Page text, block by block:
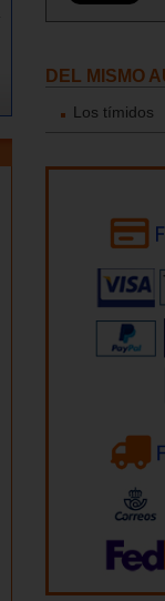
DEL MISMO
Los tímidos